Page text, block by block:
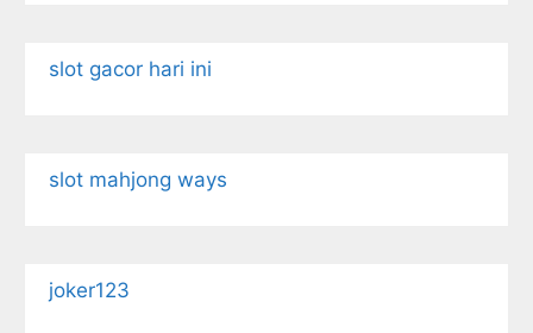
slot gacor hari ini
slot mahjong ways
joker123